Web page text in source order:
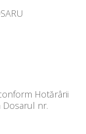
Hotărârii
Dosarul nr.